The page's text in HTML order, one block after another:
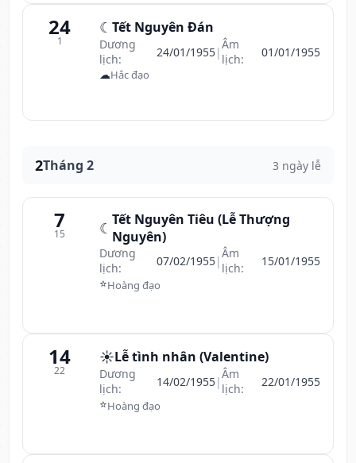
24
1
☾ Tết Nguyên Đán
Dương
lịch:
24/01/1955|Âm
lịch:
01/01/1955
☁Hắc đạo
2Tháng 2 3 ngày lễ
7
15 ☾ Tết Nguyên Tiêu (Lễ Thượng
Nguyên)
Dương
lịch:
07/02/1955|Âm
lịch:
15/01/1955
⭐Hoàng đạo
14
22
☀️Lễ tình nhân (Valentine)
Dương
lịch:
14/02/1955|Âm
lịch:
22/01/1955
⭐Hoàng đạo